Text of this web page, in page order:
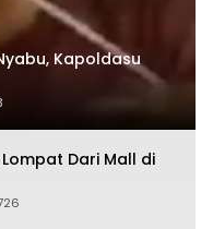
Kapoldasu
Dari Mall di